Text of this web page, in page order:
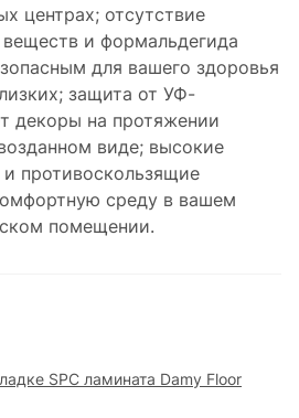
центрах; отсутствие
и формальдегида
для вашего здоровья
защита от УФ-
декоры на протяжении
виде; высокие
противоскользящие
среду в вашем
помещении.
SPC ламината Damy Floor